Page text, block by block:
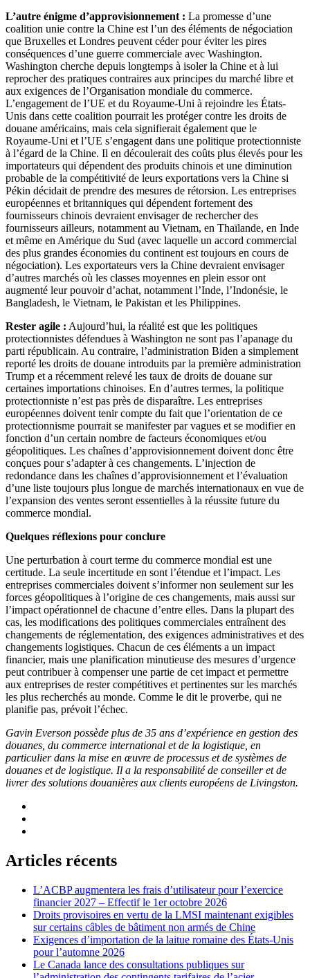
L’autre énigme d’approvisionnement : La promesse d’une
coalition unie contre la Chine est l’un des éléments de négociation
que Bruxelles et Londres peuvent céder pour éviter les pires
conséquences d’une guerre commerciale avec Washington.
Washington cherche depuis longtemps à isoler la Chine et à lui
reprocher des pratiques contraires aux principes du marché libre et
aux exigences de l’Organisation mondiale du commerce.
L’engagement de l’UE et du Royaume-Uni à rejoindre les États-
Unis dans cette coalition pourrait les protéger contre les droits de
douane américains, mais cela signifierait également que le
Royaume-Uni et l’UE s’engagent dans une politique protectionniste
à l’égard de la Chine. Il en découlerait des coûts plus élevés pour les
importateurs qui dépendent des produits chinois et une diminution
probable de la compétitivité de leurs exportations vers la Chine si
Pékin décidait de prendre des mesures de rétorsion. Les entreprises
européennes et britanniques qui dépendent fortement des
fournisseurs chinois devraient envisager de rechercher des
fournisseurs ailleurs, notamment au Vietnam, en Thaïlande, en Inde
et même en Amérique du Sud (avec laquelle un accord commercial
des plus grandes économies du continent est toujours en cours de
négociation). Les exportateurs vers la Chine devraient envisager
d’autres marchés où les classes moyennes en plein essor ont
augmenté leur pouvoir d’achat, notamment l’Inde, l’Indonésie, le
Bangladesh, le Vietnam, le Pakistan et les Philippines.
Rester agile : Aujourd’hui, la réalité est que les politiques
protectionnistes défendues à Washington ne sont pas l’apanage du
parti républicain. Au contraire, l’administration Biden a simplement
reporté les droits de douane introduits par la première administration
Trump et a récemment relevé les taux de droits de douane sur
certaines importations chinoises. En d’autres termes, la politique
protectionniste n’est pas près de disparaître. Les entreprises
européennes doivent tenir compte du fait que l’orientation de ce
protectionnisme pourrait se manifester par vagues et se modifier en
fonction d’un certain nombre de facteurs économiques et/ou
géopolitiques. Les chaînes d’approvisionnement doivent donc être
conçues pour s’adapter à ces changements. L’injection de
redondance dans les chaînes d’approvisionnement et l’évaluation
d’une liste toujours plus longue de marchés internationaux en vue de
l’expansion des ventes seront essentielles à la réussite future du
commerce mondial.
Quelques réflexions pour conclure
Une perturbation à court terme du commerce mondial est une
certitude. La seule incertitude en sont l’étendue et l’impact. Les
entreprises commerciales doivent s’informer non seulement sur les
forces géopolitiques à l’origine de ces changements, mais aussi sur
l’impact opérationnel de chacune d’entre elles. Dans la plupart des
cas, les modifications des politiques commerciales entraînent des
changements de réglementation, des exigences administratives et des
changements logistiques. Chacun de ces éléments a un impact
financier, mais une planification minutieuse des mesures d’urgence
peut contribuer à compenser une partie de cet impact et permettre
aux entreprises de rester compétitives et pertinentes sur les marchés
les plus recherchés au monde. Comme le dit le proverbe, qui ne
planifie pas, prévoit l’échec.
Gavin Everson possède plus de 35 ans d’expérience en gestion des
douanes, du commerce international et de la logistique, en
particulier dans la mise en œuvre de processus et de systèmes de
douanes et de logistique. Il a la responsabilité de conseiller et de
livrer des solutions douanières aux clients européens de Livingston.
Articles récents
L’ACBP augmentera les frais d’utilisateur pour l’exercice
financier 2027 – Effectif le 1er octobre 2026
Droits provisoires en vertu de la LMSI maintenant exigibles
sur certains câbles de bâtiment non armés de Chine
Exigences d’importation de la laitue romaine des États-Unis
pour l’automne 2026
Le Canada lance des consultations publiques sur